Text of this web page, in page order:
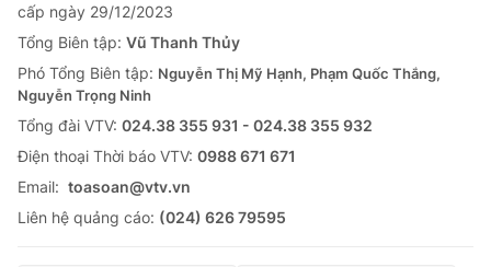
cấp ngày 29/12/2023
Tổng Biên tập: Vũ Thanh Thủy
Phó Tổng Biên tập: Nguyễn Thị Mỹ Hạnh, Phạm Quốc Thắng,
Nguyễn Trọng Ninh
Tổng đài VTV: 024.38 355 931 - 024.38 355 932
Ðiện thoại Thời báo VTV: 0988 671 671
Email: toasoan@vtv.vn
Liên hệ quảng cáo: (024) 626 79595